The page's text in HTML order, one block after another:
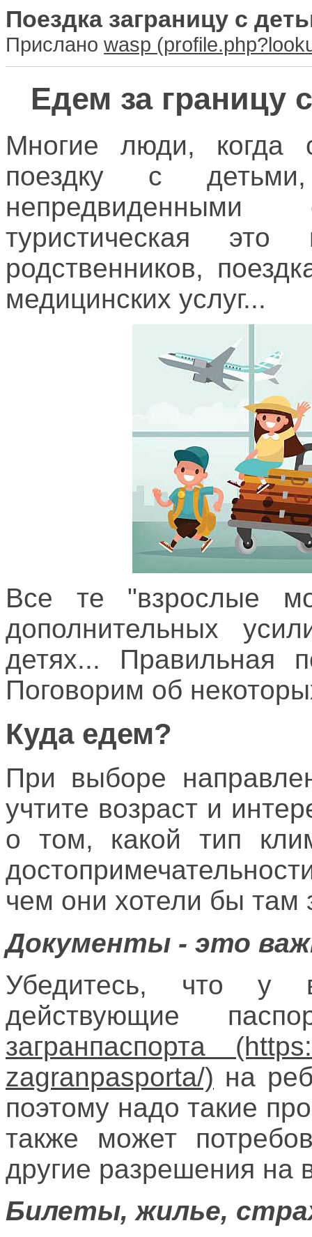
Поездка заграницу с
Прислано wasp
Едем за границу
Многие люди, когда
поездку с
непредвиденными
туристическая
родственников,
медицинских услуг...
Все те "взрослые
дополнительных
детях... Правильная
Поговорим об
Куда едем?
При выборе
учтите возраст и
о том, какой тип
чем они хотели бы там
Документы - это
Убедитесь, что у
действующие
загранпаспорта
на
поэтому надо такие
также может
другие разрешения на
Билеты, жилье,